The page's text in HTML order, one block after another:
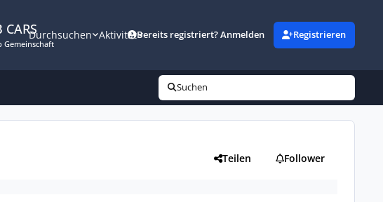
CARS
Gemeinschaft
Durchsuchen AktivitätBereits registriert? Anmelden Registrieren
Suchen
Teilen Follower